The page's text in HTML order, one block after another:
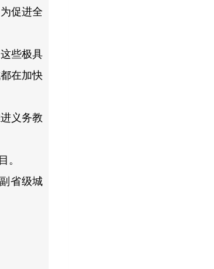
促进全
些极具
在加快
义务教
。
省级城